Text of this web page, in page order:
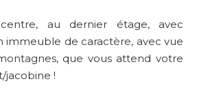
au dernier étage, avec
immeuble de caractère, avec vue
que vous attend votre
!